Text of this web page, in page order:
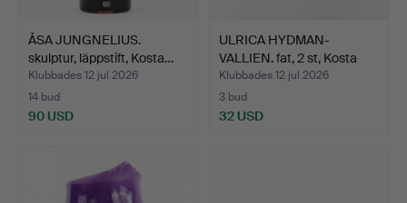
ÅSA JUNGNELIUS.
skulptur, läppstift, Kosta…
Klubbades 12 jul 2026
14 bud
90 USD
ULRICA HYDMAN-
VALLIEN. fat, 2 st, Kosta
Bo…
Klubbades 12 jul 2026
3 bud
32 USD